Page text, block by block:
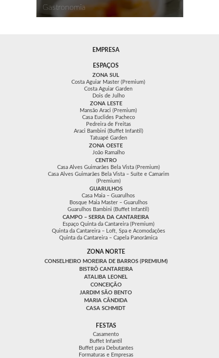
Gastronomia
EMPRESA
ESPAÇOS
ZONA SUL
Costa Aguiar Master (Premium)
Costa Aguiar Garden
Dois de Julho
ZONA LESTE
Mansão Araci (Premium)
Casa Euclides Pacheco
Pedreira de Freitas
Araci Bambini (Buffet Infantil)
Tatuapé Garden
ZONA OESTE
João Ramalho
CENTRO
Casa Alves Guimarães Bela Vista (Premium)
Casa Alves Guimarães Bela Vista – Suíte e Camarim
(Premium)
GUARULHOS
Casa Maia – Guarulhos
Bosque Maia Master – Guarulhos
Guarulhos Bambini (Buffet Infantil)
CAMPO – SERRA DA CANTAREIRA
Espaço Quinta da Cantareira (Premium)
Quinta da Cantareira – Loft, Spa e Acomodações
Quinta da Cantareira – Capela Panorâmica
ZONA NORTE
CONSELHEIRO MOREIRA DE BARROS (PREMIUM)
BISTRÔ CANTAREIRA
ATALIBA LEONEL
CONCEIÇÃO
JARDIM SÃO BENTO
MARIA CÂNDIDA
CASA SCHMIDT
FESTAS
Casamento
Buffet Infantil
Buffet para Debutantes
Formaturas e Empresas